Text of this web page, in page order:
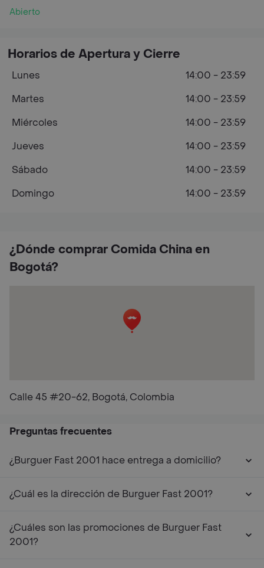
Abierto
¿Dónde comprar Comida China en
Bogotá?
Calle 45 #20-62, Bogotá, Colombia
Horarios de Apertura y Cierre
Lunes
14:00 - 23:59
Martes
14:00 - 23:59
Miércoles
14:00 - 23:59
Jueves
14:00 - 23:59
Sábado
14:00 - 23:59
Domingo
14:00 - 23:59
Preguntas frecuentes
¿Burguer Fast 2001 hace entrega a domicilio?
¿Cuál es la dirección de Burguer Fast 2001?
¿Cuáles son las promociones de Burguer Fast
2001?